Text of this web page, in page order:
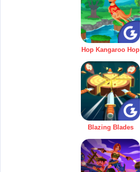
Hop Kangaroo Hop
Blazing Blades